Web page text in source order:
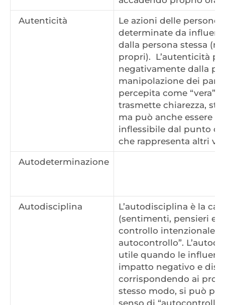
Autenticità
Le azioni delle
determinate da
dalla persona stessa
propri). L’autenticità
negativamente dalla
manipolazione dei
percepita come “vera”
trasmette chiarezza,
ma può anche essere
inflessibile dal punto
che rappresenta altri
Autodeterminazione
Autodisciplina
L’autodisciplina è la
(sentimenti, pensieri e
controllo intenzionale:
autocontrollo”.
utile quando le
impatto negativo e
corrispondendo ai
stesso modo, si può